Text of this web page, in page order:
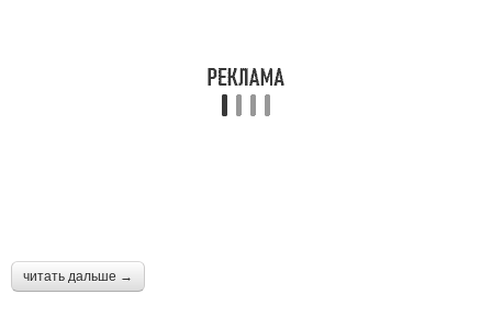
читать дальше →